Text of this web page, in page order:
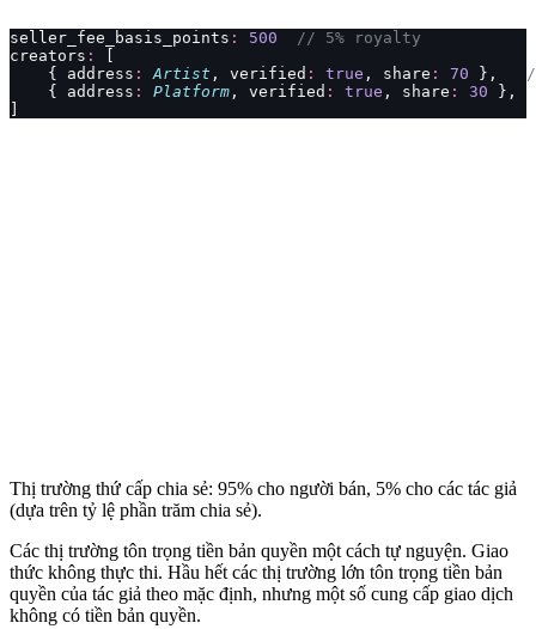
seller_fee_basis_points : 500
  // 5% royalty
creators :
    { address
: Artist , verified : true , share : 70 },
    { address
: Platform , verified : true , share : 30 },
Thị trường thứ cấp chia sẻ: 95% cho người bán, 5% cho các tác giả
(dựa trên tỷ lệ phần trăm chia sẻ).
Các thị trường tôn trọng tiền bản quyền một cách tự nguyện. Giao
thức không thực thi. Hầu hết các thị trường lớn tôn trọng tiền bản
quyền của tác giả theo mặc định, nhưng một số cung cấp giao dịch
không có tiền bản quyền.